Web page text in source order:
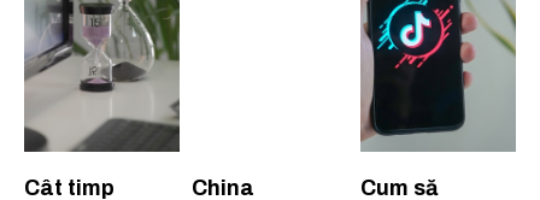
Cât timp
China
Cum să